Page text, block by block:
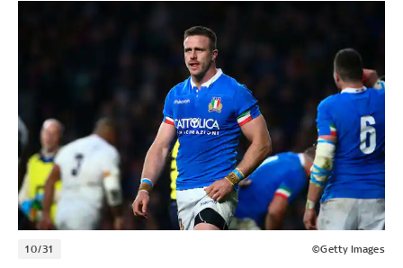
10/31 ©Getty Images